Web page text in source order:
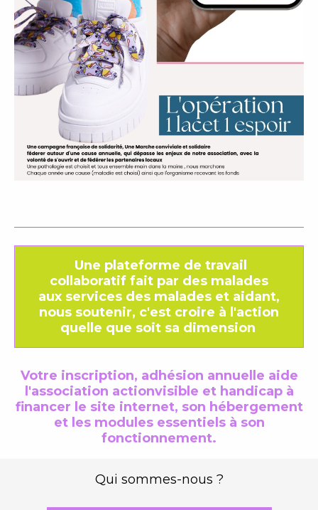
Une plateforme de travail
collaboratif fait par des malades
aux services des malades et aidant,
nous soutenir, c'est croire à l'action
quelle que soit sa dimension
Votre inscription, adhésion annuelle aide
l'association actionvisible et handicap à
financer le site internet, son hébergement
et les modules essentiels à son
fonctionnement.
Qui sommes-nous ?